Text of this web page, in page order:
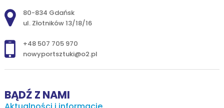
Adres pocztowy:
80-834 Gdańsk
ul. Złotników 13/18/16
+48 507 705 970
nowyportsztuki@o2.pl
BĄDŹ Z NAMI